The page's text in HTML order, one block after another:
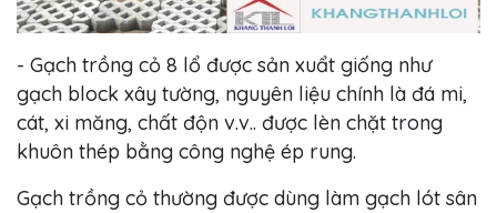
- Gạch trồng cỏ 8 lổ được sản xuẩt giống như
gạch block xây tường, nguyên liệu chính là đá mi,
cát, xi măng, chất độn v.v.. được lèn chặt trong
khuôn thép bằng công nghệ ép rung.
Gạch trồng cỏ thường được dùng làm gạch lót sân